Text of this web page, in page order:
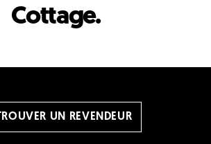
Cottage.
TROUVER UN REVENDEUR